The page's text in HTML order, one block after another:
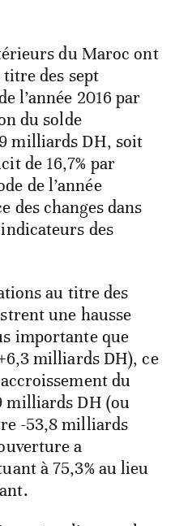
du Maroc ont
des sept
l’année 2016 par
du solde
milliards DH, soit
de 16,7% par
de l’année
des changes dans
des
au titre des
une hausse
importante que
milliards DH), ce
du
milliards DH (ou
-53,8 milliards
a
à 75,3% au lieu